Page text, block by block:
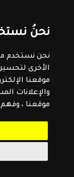
نحنُ
نحن نستخدم
الأخرى
موقعنا
والإعلانات
موقعنا ، وفهم